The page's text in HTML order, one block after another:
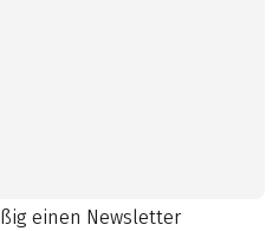
einen Newsletter